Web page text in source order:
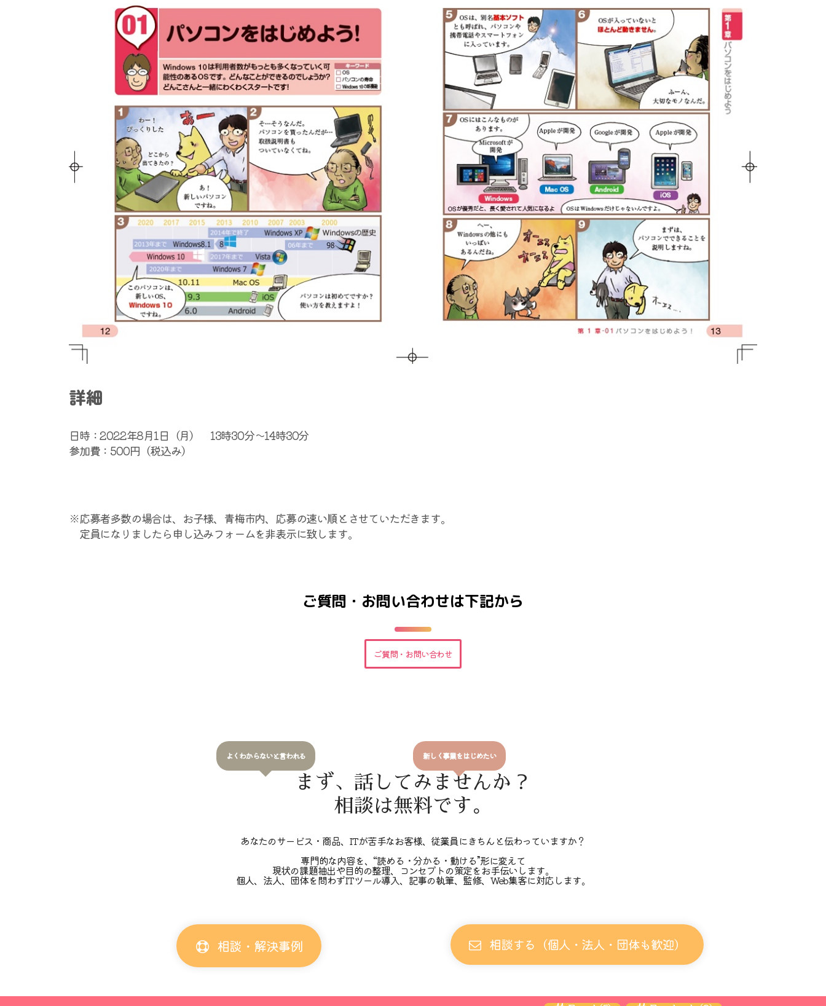
詳細
日時：2022年8月1日（月） 13時30分～14時30分
参加費：500円（税込み）
※応募者多数の場合は、お子様、青梅市内、応募の速い順とさせていただきます。
定員になりましたら申し込みフォームを非表示に致します。
ご質問・お問い合わせは下記から
ご質問・お問い合わせ
よくわからないと言われる 新しく事業をはじめたい
まず、話してみませんか？
相談は無料です。
あなたのサービス・商品、ITが苦手なお客様、従業員にきちんと伝わっていますか？
専門的な内容を、“読める・分かる・動ける”形に変えて
現状の課題抽出や目的の整理、コンセプトの策定をお手伝いします。
個人、法人、団体を問わずITツール導入、記事の執筆、監修、Web集客に対応します。
相談・解決事例 相談する（個人・法人・団体も歓迎）